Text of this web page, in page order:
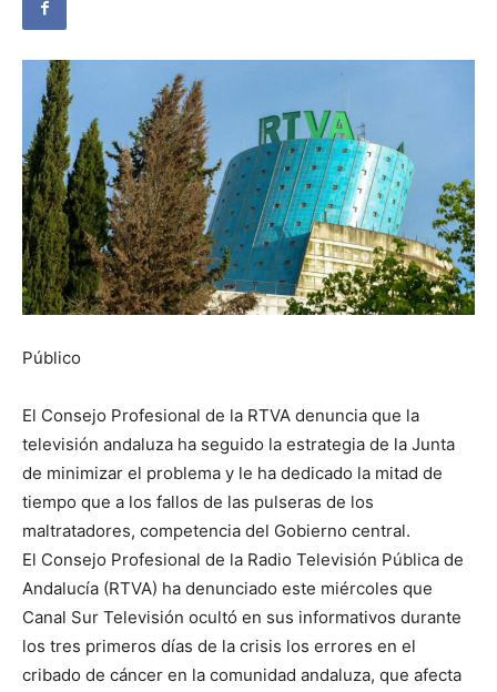
Público
El Consejo Profesional de la RTVA denuncia que la
televisión andaluza ha seguido la estrategia de la Junta
de minimizar el problema y le ha dedicado la mitad de
tiempo que a los fallos de las pulseras de los
maltratadores, competencia del Gobierno central.
El Consejo Profesional de la Radio Televisión Pública de
Andalucía (RTVA) ha denunciado este miércoles que
Canal Sur Televisión ocultó en sus informativos durante
los tres primeros días de la crisis los errores en el
cribado de cáncer en la comunidad andaluza, que afecta